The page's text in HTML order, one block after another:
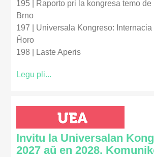
195 | Raporto pri la kongresa temo de
Brno
197 | Universala Kongreso:
Ĥoro
198 | Laste Aperis
Legu pli...
Invitu la Universalan
2027 aŭ en 2028.